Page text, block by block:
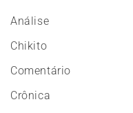
Análise
Chikito
Comentário
Crônica